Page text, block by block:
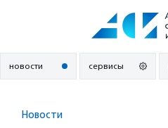
новости сервисы
Новости